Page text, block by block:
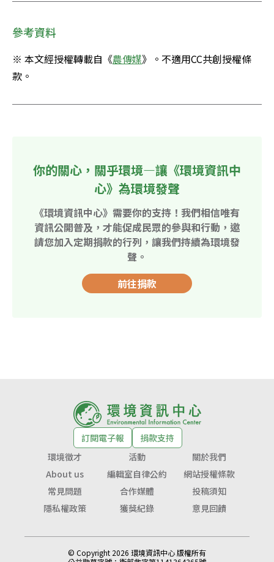
參考資料
※ 本文經授權轉載自《農傳媒》。不適用CC共創授權條
款。
你的關心，關乎環境—讓《環境資訊中
心》為環境發聲
《環境資訊中心》需要你的支持！我們相信唯有
資訊公開普及，才能促成民眾的參與和行動，邀
請您加入定期捐款的行列，讓我們持續為環境發
聲。
前往捐款
訂閱電子報
捐款支持
環境徵才
活動
關於我們
About us
編輯室自律公約
網站授權條款
常見問題
合作媒體
投稿須知
隱私權政策
獲獎紀錄 意見回饋
© Copyright 2026 環境資訊中心 版權所有